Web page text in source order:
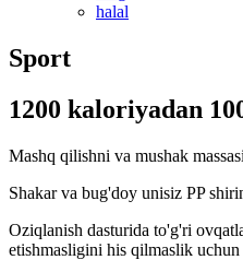
halal
Sport
1200 kaloriyadan
Mashq qilishni va mushak
Shakar va bug'doy unisiz PP
Oziqlanish dasturida to'g'ri
etishmasligini his qilmaslik